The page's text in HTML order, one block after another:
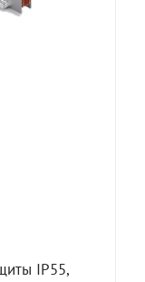
IP55,